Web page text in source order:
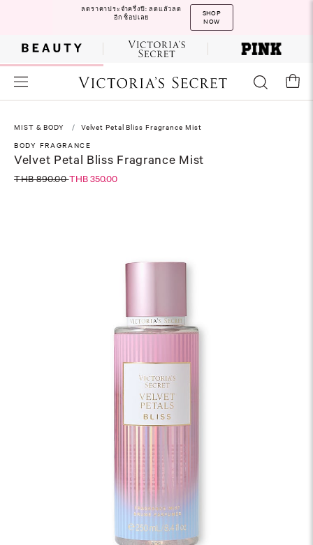
ลดราคาประจำครึ่งปี: ลดแล้วลด
อีก ช็อปเลย
SHOP
NOW
MIST & BODY
Velvet Petal Bliss Fragrance Mist
BODY FRAGRANCE
Velvet Petal Bliss Fragrance Mist
THB 890.00THB 350.00